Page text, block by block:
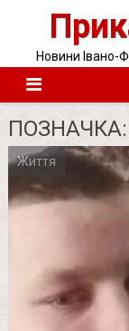
Новини Івано-
ПОЗНАЧКА:
Життя